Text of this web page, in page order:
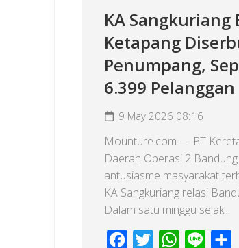
KA Sangkuriang
Ketapang
Penumpang,
6.399 Pelanggan
9 May 2026 08:16
Mounture.com — PT
Daerah Operasi 2
antusiasme masyarakat
KA Sangkuriang relasi
Dalam satu minggu sejak...
Facebook
Twitter WhatsApp
Line